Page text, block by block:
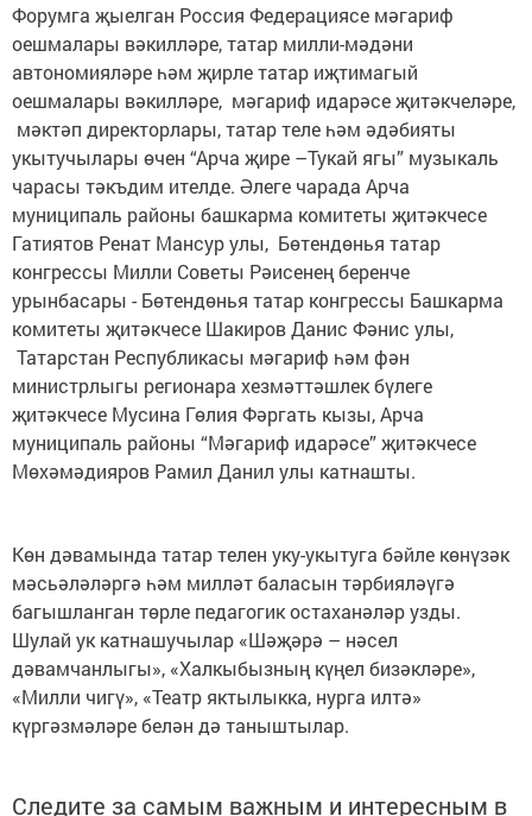
Форумга җыелган Россия Федерациясе мәгариф
оешмалары вәкилләре, татар милли-мәдәни
автономияләре һәм җирле татар иҗтимагый
оешмалары вәкилләре, мәгариф идарәсе җитәкчеләре,
мәктәп директорлары, татар теле һәм әдәбияты
укытучылары өчен “Арча җире –Тукай ягы” музыкаль
чарасы тәкъдим ителде. Әлеге чарада Арча
муниципаль районы башкарма комитеты җитәкчесе
Гатиятов Ренат Мансур улы, Бөтендөнья татар
конгрессы Милли Советы Рәисенең беренче
урынбасары - Бөтендөнья татар конгрессы Башкарма
комитеты җитәкчесе Шакиров Данис Фәнис улы,
Татарстан Республикасы мәгариф һәм фән
министрлыгы регионара хезмәттәшлек бүлеге
җитәкчесе Мусина Гөлия Фәргать кызы, Арча
муниципаль районы “Мәгариф идарәсе” җитәкчесе
Мөхәмәдияров Рамил Данил улы катнашты.
Көн дәвамында татар телен уку-укытуга бәйле көнүзәк
мәсьәләләргә һәм милләт баласын тәрбияләүгә
багышланган төрле педагогик остаханәләр узды.
Шулай ук катнашучылар «Шәҗәрә – нәсел
дәвамчанлыгы», «Халкыбызның күңел бизәкләре»,
«Милли чигү», «Театр яктылыкка, нурга илтә»
күргәзмәләре белән дә таныштылар.
Следите за самым важным и интересным в